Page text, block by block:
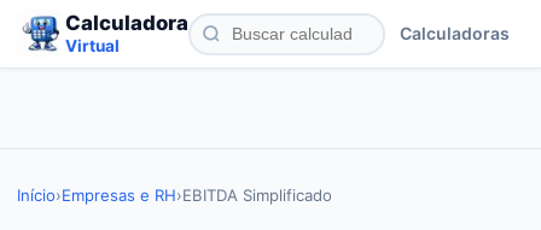
Calculadora
Virtual
Calculadoras
Início›Empresas e RH›EBITDA Simplificado